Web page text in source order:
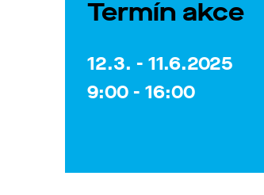
Termín akce
12.3. - 11.6.2025
9:00 - 16:00